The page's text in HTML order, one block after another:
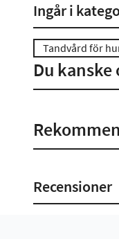
Ingår i
Tandvård för
Du
Recensioner